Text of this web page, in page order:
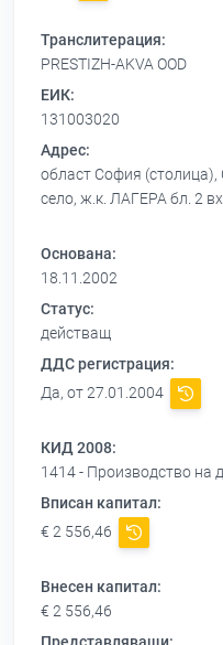
Транслитерация:
PRESTIZH-AKVA OOD
ЕИК:
131003020
Адрес:
област София
село, ж.к. ЛАГЕРА бл. 2
Основана:
18.11.2002
Статус:
действащ
ДДС регистрация:
Да, от 27.01.2004
КИД 2008:
1414 - Производство на
Вписан капитал:
€ 2 556,46
Внесен капитал:
€ 2 556,46